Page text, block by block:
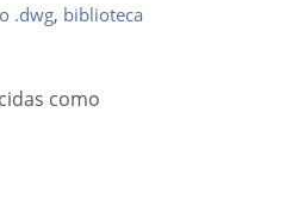
.dwg, biblioteca
como